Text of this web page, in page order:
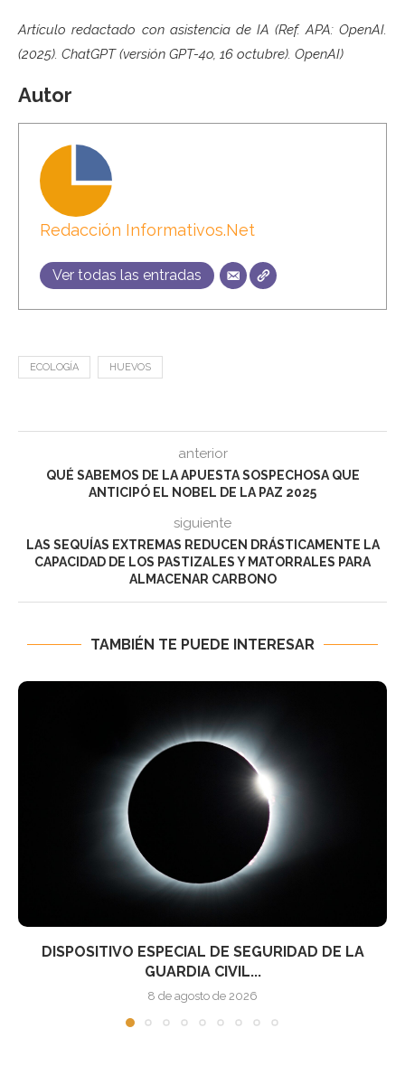
Artículo redactado con asistencia de IA (Ref. APA: OpenAI.
(2025). ChatGPT (versión GPT-4o, 16 octubre). OpenAI)
Autor
Redacción Informativos.Net
Ver todas las entradas
ECOLOGÍA HUEVOS
anterior
QUÉ SABEMOS DE LA APUESTA SOSPECHOSA QUE
ANTICIPÓ EL NOBEL DE LA PAZ 2025
siguiente
LAS SEQUÍAS EXTREMAS REDUCEN DRÁSTICAMENTE LA
CAPACIDAD DE LOS PASTIZALES Y MATORRALES PARA
ALMACENAR CARBONO
TAMBIÉN TE PUEDE INTERESAR
ALERTA DE WEBS FRAUDULENTAS QUE VENDEN
ENTRADAS FALSAS...
7 de agosto de 2026